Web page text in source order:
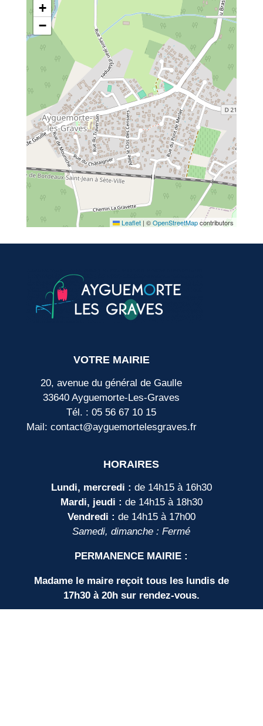
+
−
Leaflet | ©OpenStreetMapcontributors
VOTRE MAIRIE
20, avenue du général de Gaulle
33640 Ayguemorte-Les-Graves
Tél. : 05 56 67 10 15
Mail: contact@ayguemortelesgraves.fr
HORAIRES
Lundi, mercredi : de 14h15 à 16h30
Mardi, jeudi : de 14h15 à 18h30
Vendredi : de 14h15 à 17h00
Samedi, dimanche : Fermé
PERMANENCE MAIRIE :
Madame le maire reçoit tous les lundis de
17h30 à 20h sur rendez-vous.